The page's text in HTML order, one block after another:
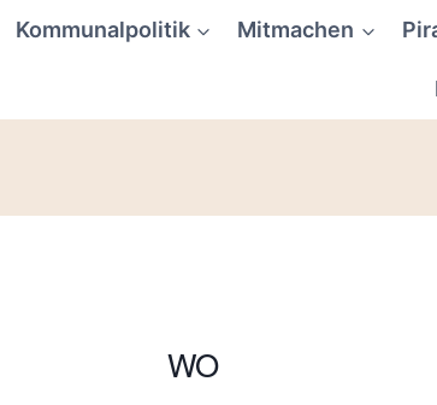
Kommunalpolitik Mitmachen
WO